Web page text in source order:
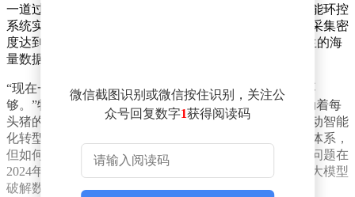
一道过滤棉甚至能阻隔非洲猪瘟病毒。每栋楼配备的智能环控
系统实时监测温湿度、氨气浓度等4800余项指标，数据采集密
度达到每分钟近14万条。这些通过330万套智能设备产生的海
量数据，正在重构人们对现代农业的认知。
“现在一个厂长要管理数万头生猪，单纯依靠经验已经不
够。”牧原技术负责人展示着智能管理平台，屏幕上跳动着每
头猪的采食量、日增重等动态数据。该公司自2018年启动智能
化转型以来，已构建起覆盖全国1173个养殖场的物联网体系，
但如何从每天20亿条数据中提取价值成为新挑战。这个问题在
2024年初与阿里云的深度交流中找到了答案——用行业大模型
破解数据迷局。
微信截图识别或微信按住识别，关注公
众号回复数字1获得阅读码